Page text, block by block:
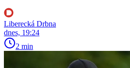
Liberecká Drbna
dnes, 19:24
2 min